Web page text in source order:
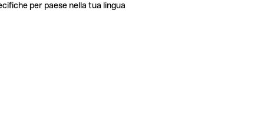
per paese nella tua lingua